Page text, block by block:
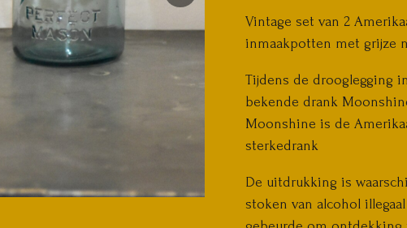
Vintage set van 2
inmaakpotten met grijze
Tijdens de drooglegging
bekende drank
Moonshine is de
sterkedrank
De uitdrukking is
stoken van alcohol